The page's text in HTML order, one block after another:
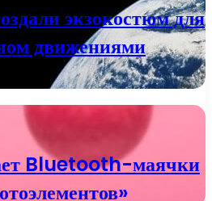
экзокостюм для
движениями
Bluetooth-маячки